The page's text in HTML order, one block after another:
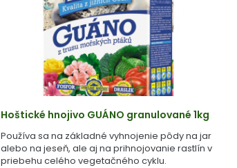
Hoštické hnojivo GUÁNO granulované 1kg
Používa sa na základné vyhnojenie pôdy na jar
alebo na jeseň, ale aj na prihnojovanie rastlín v
priebehu celého vegetačného cyklu.